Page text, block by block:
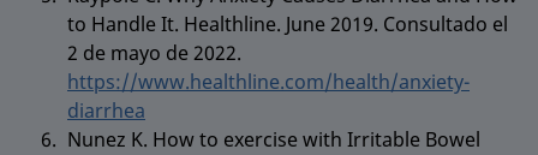
to Handle It. Healthline. June 2019. Consultado el
2 de mayo de 2022.
https://www.healthline.com/health/anxiety-
diarrhea
Nunez K. How to exercise with Irritable Bowel